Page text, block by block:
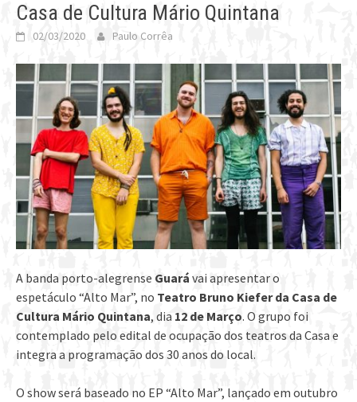
Casa de Cultura Mário Quintana
02/03/2020 Paulo Corrêa
A banda porto-alegrense Guará vai apresentar o
espetáculo “Alto Mar”, no Teatro Bruno Kiefer da Casa de
Cultura Mário Quintana, dia 12 de Março. O grupo foi
contemplado pelo edital de ocupação dos teatros da Casa e
integra a programação dos 30 anos do local.
O show será baseado no EP “Alto Mar”, lançado em outubro